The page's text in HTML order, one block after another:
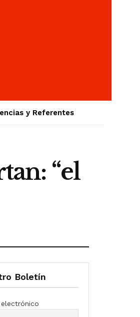
y Referentes
“el
Boletín